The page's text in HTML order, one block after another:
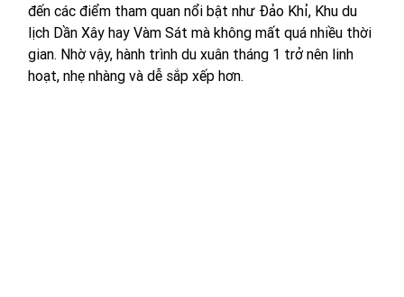
đến các điểm tham quan nổi bật như Đảo Khỉ, Khu du
lịch Dần Xây hay Vàm Sát mà không mất quá nhiều thời
gian. Nhờ vậy, hành trình du xuân tháng 1 trở nên linh
hoạt, nhẹ nhàng và dễ sắp xếp hơn.